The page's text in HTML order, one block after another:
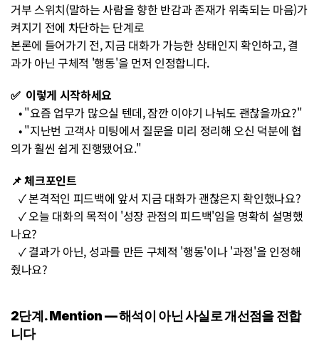
거부 스위치(말하는 사람을 향한 반감과 존재가 위축되는 마음)가
켜지기 전에 차단하는 단계로
본론에 들어가기 전, 지금 대화가 가능한 상태인지 확인하고, 결
과가 아닌 구체적 '행동'을 먼저 인정합니다.
✅  이렇게 시작하세요
   • "요즘 업무가 많으실 텐데, 잠깐 이야기 나눠도 괜찮을까요?"
   • "지난번 고객사 미팅에서 질문을 미리 정리해 오신 덕분에 협
의가 훨씬 쉽게 진행됐어요."
📌 체크포인트
   ✓ 본격적인 피드백에 앞서 지금 대화가 괜찮은지 확인했나요?
   ✓ 오늘 대화의 목적이 '성장 관점의 피드백'임을 명확히 설명했
나요?
   ✓ 결과가 아닌, 성과를 만든 구체적 '행동'이나 '과정'을 인정해
줬나요?
2단계. Mention — 해석이 아닌 사실로 개선점을 전합
니다